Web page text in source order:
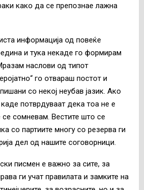
како да се препознае лажна
информација од повеќе
и тука некаде го формирам
наслови од типот
го отвараш постот и
со некој неубав јазик. Ако
потврдуваат дека тоа не е
сомневам. Вестите што се
со партиите многу со резерва ги
дел од нашите соговорници.
писмен е важно за сите, за
ги учат правилата и замките на